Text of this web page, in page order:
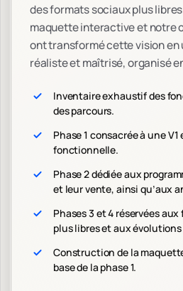
des formats sociaux plus
maquette interactive et notre
ont transformé cette vision en
réaliste et maîtrisé, organisé
Inventaire exhaustif des
des parcours.
Phase 1 consacrée à une
fonctionnelle.
Phase 2 dédiée aux
et leur vente, ainsi qu’aux
Phases 3 et 4 réservées
plus libres et aux
Construction de la
base de la phase 1.